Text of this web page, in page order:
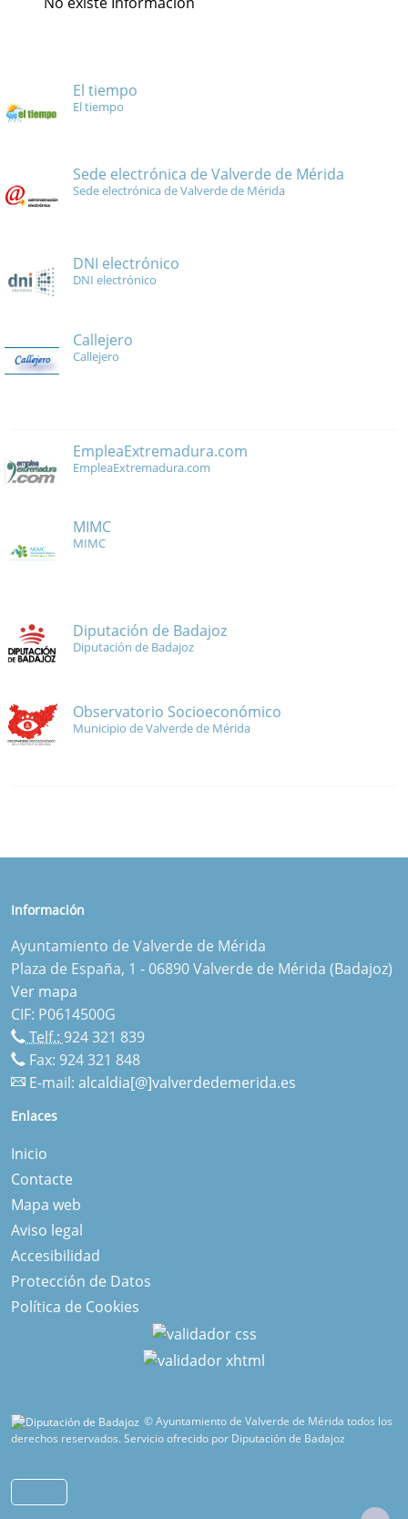
El tiempo
El tiempo
Sede electrónica de Valverde de Mérida
Sede electrónica de Valverde de Mérida
DNI electrónico
DNI electrónico
Callejero
Callejero
EmpleaExtremadura.com
EmpleaExtremadura.com
MIMC
MIMC
Diputación de Badajoz
Diputación de Badajoz
Observatorio Socioeconómico
Municipio de Valverde de Mérida
Información
Ayuntamiento de Valverde de Mérida
Plaza de España, 1 - 06890 Valverde de Mérida (Badajoz)
Ver mapa
CIF: P0614500G
Telf.: 924 321 839
Fax: 924 321 848
E-mail: alcaldia[@]valverdedemerida.es
Enlaces
Inicio
Contacte
Mapa web
Aviso legal
Accesibilidad
Protección de Datos
Política de Cookies
© Ayuntamiento de Valverde de Mérida todos los
derechos reservados.Servicio ofrecido por Diputación de Badajoz